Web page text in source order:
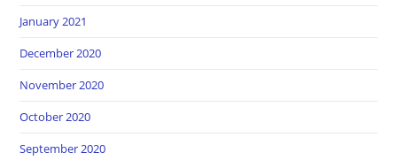
January 2021
December 2020
November 2020
October 2020
September 2020